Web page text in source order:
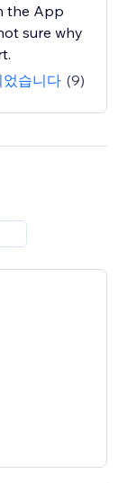
the App
sure why
습니다 (9)